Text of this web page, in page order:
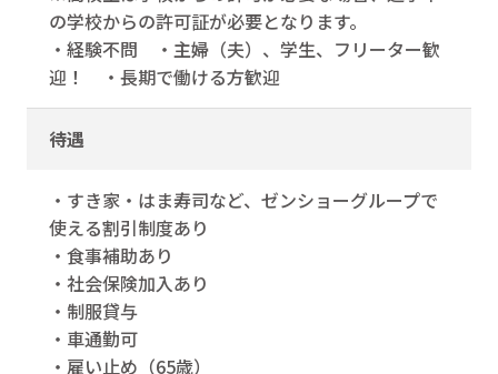
の学校からの許可証が必要となります。
・経験不問 ・主婦（夫）、学生、フリーター歓
迎！ ・長期で働ける方歓迎
待遇
・すき家・はま寿司など、ゼンショーグループで
使える割引制度あり
・食事補助あり
・社会保険加入あり
・制服貸与
・車通勤可
・雇い止め（65歳）